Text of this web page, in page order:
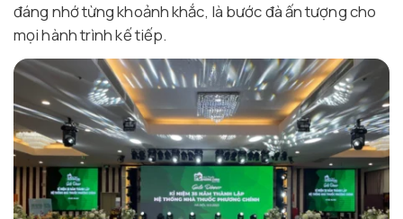
đáng nhớ từng khoảnh khắc, là bước đà ấn tượng cho
mọi hành trình kế tiếp.